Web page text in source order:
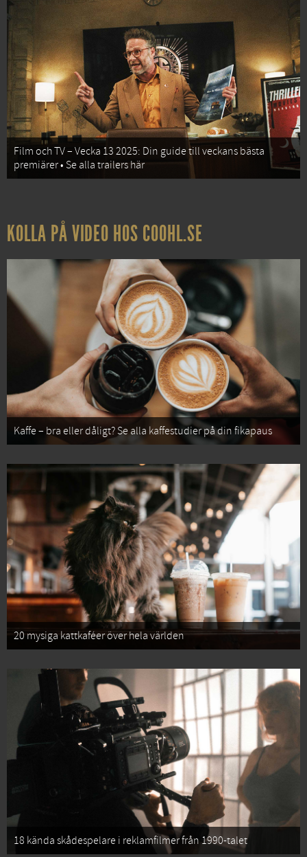
Film och TV – Vecka 13 2025: Din guide till veckans bästa
premiärer • Se alla trailers här
KOLLA PÅ VIDEO HOS COOHL.SE
Kaffe – bra eller dåligt? Se alla kaffestudier på din fikapaus
20 mysiga kattkaféer över hela världen
18 kända skådespelare i reklamfilmer från 1990-talet